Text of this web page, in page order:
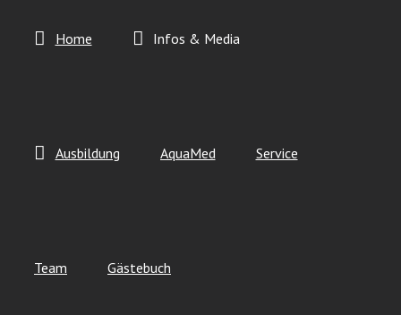
Home Infos & Media
Ausbildung AquaMed Service
Team Gästebuch